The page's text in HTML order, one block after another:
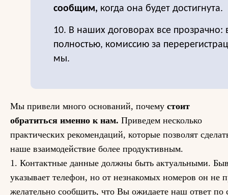
сообщим, когда она будет достигнута.
10. В наших договорах все прозрачно:
полностью, комиссию за
мы.
Мы привели много оснований, почему стоит
обратиться именно к нам. Приведем несколько
практических рекомендаций, которые позволят
наше взаимодействие более продуктивным.
1. Контактные данные должны быть актуальными.
указывает телефон, но от незнакомых номеров он не
желательно сообщить, что Вы ожидаете наш ответ по